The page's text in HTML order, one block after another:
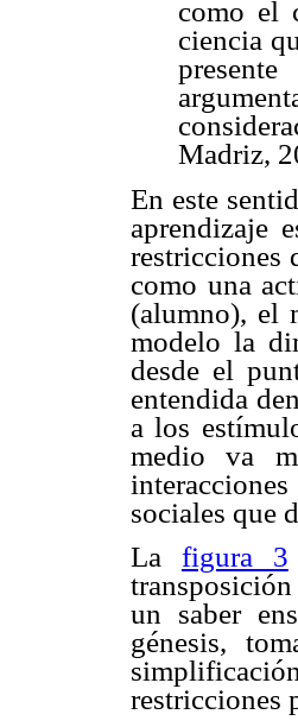
como el
ciencia
Madriz,
En este
aprendizaje
restricciones
como una
(alumno), el
modelo la
desde el
entendida
a los
medio va
sociales que
La figura 3
transposición
un saber
génesis,
restricciones